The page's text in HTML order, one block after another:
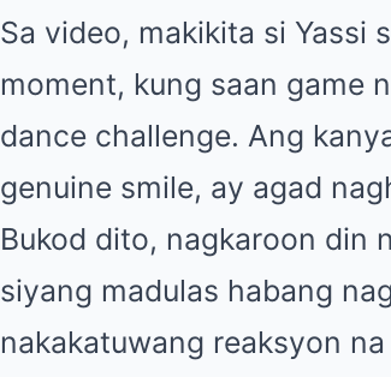
Sa video, makikita si Yassi
moment, kung saan game
dance challenge. Ang
genuine smile, ay agad
Bukod dito, nagkaroon din
siyang madulas habang
nakakatuwang reaksyon